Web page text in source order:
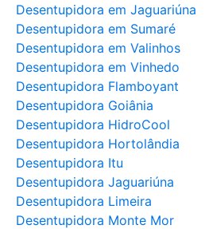
Desentupidora em Jaguariúna
Desentupidora em Sumaré
Desentupidora em Valinhos
Desentupidora em Vinhedo
Desentupidora Flamboyant
Desentupidora Goiânia
Desentupidora HidroCool
Desentupidora Hortolândia
Desentupidora Itu
Desentupidora Jaguariúna
Desentupidora Limeira
Desentupidora Monte Mor